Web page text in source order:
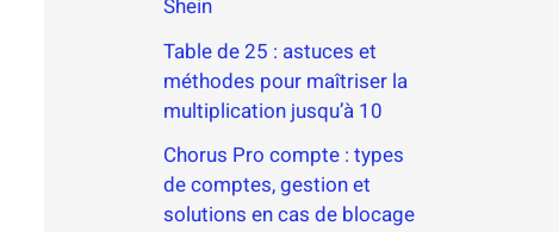
Shein
Table de 25 : astuces et
méthodes pour maîtriser la
multiplication jusqu’à 10
Chorus Pro compte : types
de comptes, gestion et
solutions en cas de blocage